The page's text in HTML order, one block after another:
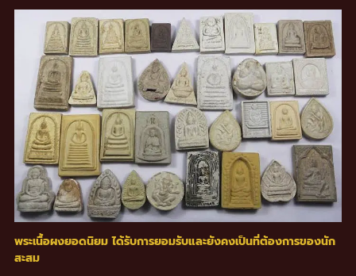
พระเนื้อผงยอดนิยม ได้รับการยอมรับและยังคงเป็นที่ต้องการของนัก
สะสม